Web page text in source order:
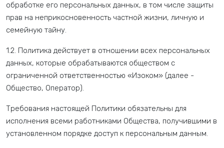
обработке его персональных данных, в том числе защиты
прав на неприкосновенность частной жизни, личную и
семейную тайну.
1.2. Политика действует в отношении всех персональных
данных, которые обрабатываются обществом с
ограниченной ответственностью «Изоком» (далее -
Общество, Оператор).
Требования настоящей Политики обязательны для
исполнения всеми работниками Общества, получившими в
установленном порядке доступ к персональным данным.